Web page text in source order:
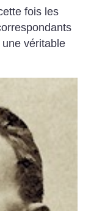
fois les
véritable